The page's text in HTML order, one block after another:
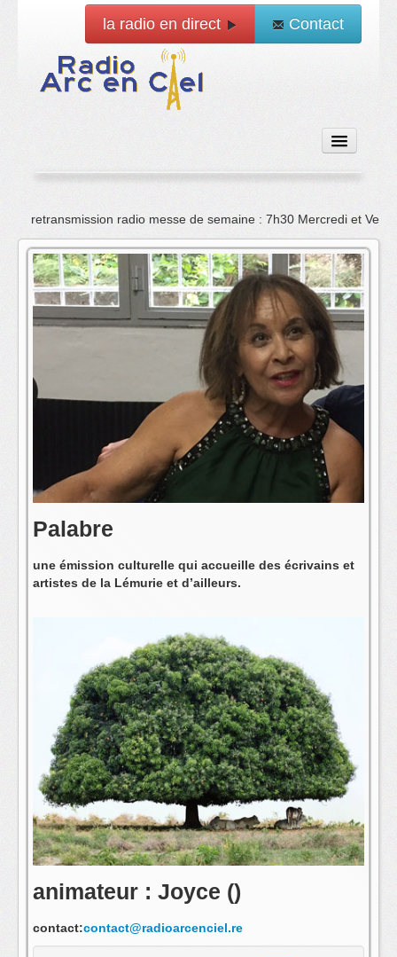
la radio en direct Contact
Accueil
Emissions
News
Vidéo
retransmission radio messe de semaine : 7h30 Mercredi et
Palabre
une émission culturelle qui accueille des écrivains et
artistes de la Lémurie et d’ailleurs.
animateur : Joyce ()
contact:contact@radioarcenciel.re